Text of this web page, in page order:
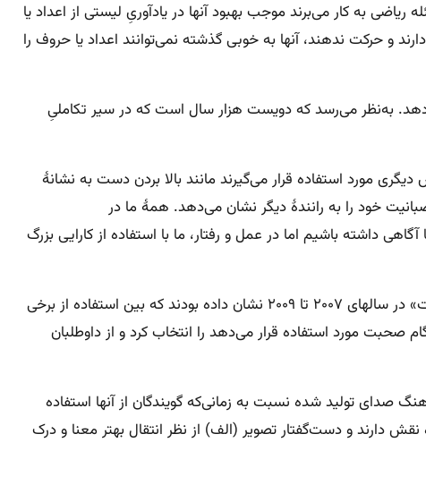
به کار می‌برند موجب بهبود آنها در یادآوریِ لیستی از اعداد یا
و حرکت ندهند، آنها به خوبی گذشته نمی‌توانند اعداد یا حروف را
به‌نظر می‌رسد که دویست هزار سال است که در سیر تکاملیِ
مورد استفاده قرار می‌گیرند مانند بالا بردن دست به نشانهٔ
خود را به رانندهٔ دیگر نشان می‌دهد. همهٔ ما در
داشته باشیم اما در عمل و رفتار، ما با استفاده از کارایی بزرگ
دکتر «لوئف» از دانشگاه آزاد برلین در سال ۲۰۱۲ دست به پژوهش جالبی زد. پیش از او دانشمندان زبانشناسی مانند «ویلمز و هاگورت» در سالهای ۲۰۰۷ تا ۲۰۰۹ نشان داده بودند که بین استفاده از برخی
صحبت مورد استفاده قرار می‌دهد را انتخاب کرد و از داوطلبان
صدای تولید شده نسبت به زمانی‌که گویندگان از آنها استفاده
دارند و دست‌گفتار تصویر (الف) از نظر انتقال بهتر معنا و درک